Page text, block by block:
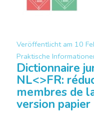
Veröffentlicht am 10
Praktische
Dictionnaire
NL<>FR:
membres de
version papier